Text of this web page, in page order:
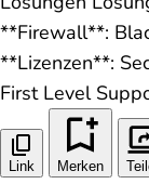
**Firewall**:
**Lizenzen**:
First Level
Link Merken